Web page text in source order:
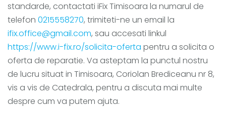
standarde, contactati iFix Timisoara la numarul de
telefon 0215558270, trimiteti-ne un email la
ifix.office@gmail.com, sau accesati linkul
https://www.i-fix.ro/solicita-oferta pentru a solicita o
oferta de reparatie. Va asteptam la punctul nostru
de lucru situat in Timisoara, Coriolan Brediceanu nr 8,
vis a vis de Catedrala, pentru a discuta mai multe
despre cum va putem ajuta.